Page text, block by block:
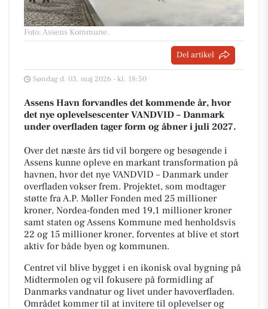
Foto: Assens Kommune.
Del artikel
Søndag d. 03. maj 2026 - kl. 18:50
Assens Havn forvandles det kommende år, hvor
det nye oplevelsescenter VANDVID – Danmark
under overfladen tager form og åbner i juli 2027.
Over det næste års tid vil borgere og besøgende i
Assens kunne opleve en markant transformation på
havnen, hvor det nye VANDVID – Danmark under
overfladen vokser frem. Projektet, som modtager
støtte fra A.P. Møller Fonden med 25 millioner
kroner, Nordea-fonden med 19,1 millioner kroner
samt staten og Assens Kommune med henholdsvis
22 og 15 millioner kroner, forventes at blive et stort
aktiv for både byen og kommunen.
Centret vil blive bygget i en ikonisk oval bygning på
Midtermolen og vil fokusere på formidling af
Danmarks vandnatur og livet under havoverfladen.
Området kommer til at invitere til oplevelser og